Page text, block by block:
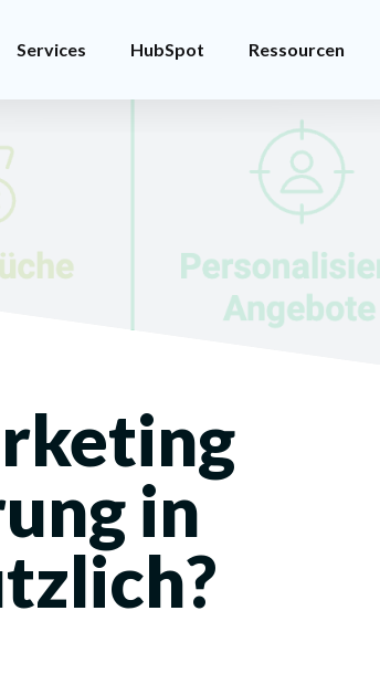
Services HubSpot Ressourcen
in